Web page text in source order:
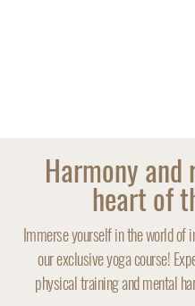
Harmony
heart of
Immerse yourself in the world of
our exclusive yoga course!
physical training and mental